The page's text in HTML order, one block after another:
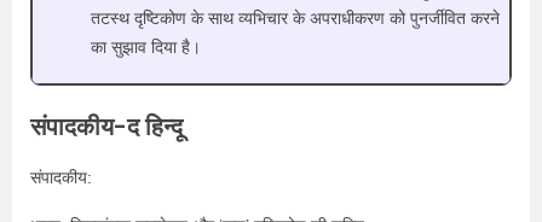
तटस्थ दृष्टिकोण के साथ व्यभिचार के अपराधीकरण को पुनर्जीवित करने
का सुझाव दिया है।
संपादकीय-द हिन्दू
संपादकीय: